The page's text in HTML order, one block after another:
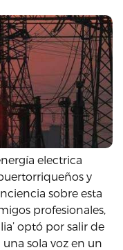
electrica
y
sobre esta
profesionales,
optó por salir de
una sola voz en un